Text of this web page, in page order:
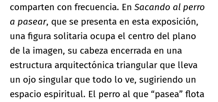
comparten con frecuencia. En Sacando al perro
a pasear, que se presenta en esta exposición,
una figura solitaria ocupa el centro del plano
de la imagen, su cabeza encerrada en una
estructura arquitectónica triangular que lleva
un ojo singular que todo lo ve, sugiriendo un
espacio espiritual. El perro al que “pasea” flota